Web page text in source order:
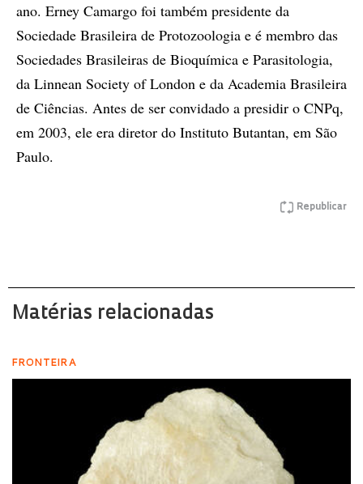
ano. Erney Camargo foi também presidente da
Sociedade Brasileira de Protozoologia e é membro das
Sociedades Brasileiras de Bioquímica e Parasitologia,
da Linnean Society of London e da Academia Brasileira
de Ciências. Antes de ser convidado a presidir o CNPq,
em 2003, ele era diretor do Instituto Butantan, em São
Paulo.
Republicar